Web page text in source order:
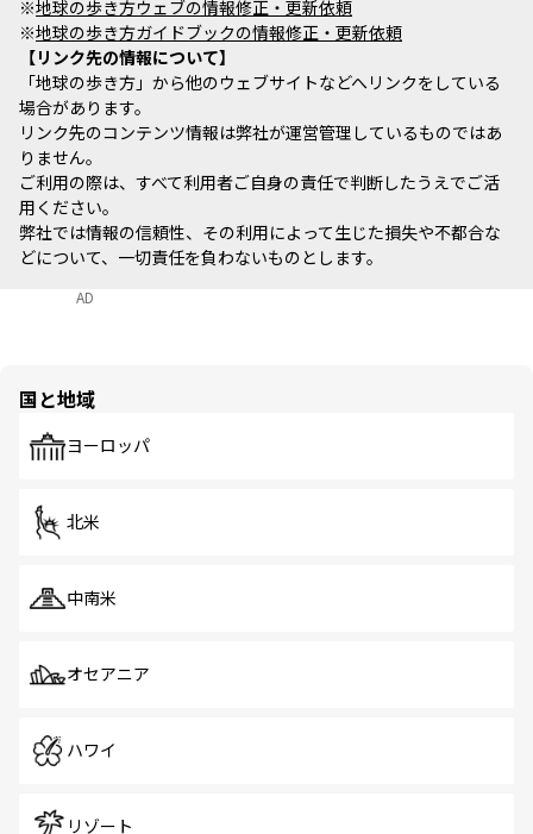
※地球の歩き方ウェブの情報修正・更新依頼
※地球の歩き方ガイドブックの情報修正・更新依頼
リンク先の情報について
「地球の歩き方」から他のウェブサイトなどへリンクをしている
場合があります。
リンク先のコンテンツ情報は弊社が運営管理しているものではあ
りません。
ご利用の際は、すべて利用者ご自身の責任で判断したうえでご活
用ください。
弊社では情報の信頼性、その利用によって生じた損失や不都合な
どについて、一切責任を負わないものとします。
AD
国と地域
ヨーロッパ
北米
中南米
オセアニア
ハワイ
リゾート